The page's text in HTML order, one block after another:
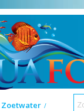
Zoetwater